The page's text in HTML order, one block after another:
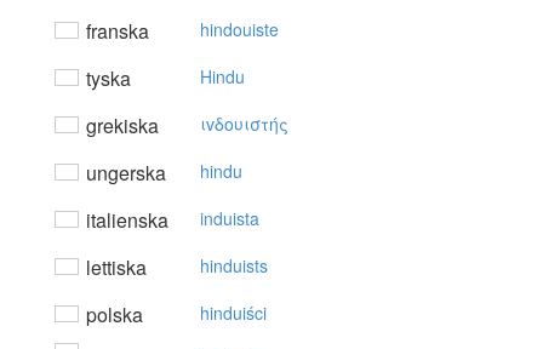
franska hindouiste
tyska Hindu
grekiska ιvδoυιστής
ungerska hindu
italienska induista
lettiska hinduists
polska hinduiści